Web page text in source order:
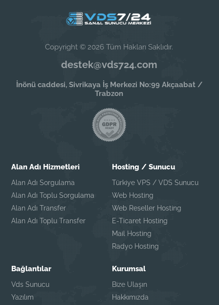
Copyright © 2026 Tüm Hakları Saklıdır.
destek@vds724.com
İnönü caddesi, Sivrikaya İş Merkezi No:99 Akçaabat /
Trabzon
Alan Adı Hizmetleri
Alan Adı Sorgulama
Alan Adı Toplu Sorgulama
Alan Adı Transfer
Alan Adı Toplu Transfer
Hosting / Sunucu
Türkiye VPS / VDS Sunucu
Web Hosting
Web Reseller Hosting
E-Ticaret Hosting
Mail Hosting
Radyo Hosting
Bağlantılar
Vds Sunucu
Yazılım
Kurumsal
Bize Ulaşın
Hakkımızda